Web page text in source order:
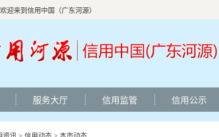
欢迎来到信用中国（广东河源）
服务大厅 信用监管 信用公示